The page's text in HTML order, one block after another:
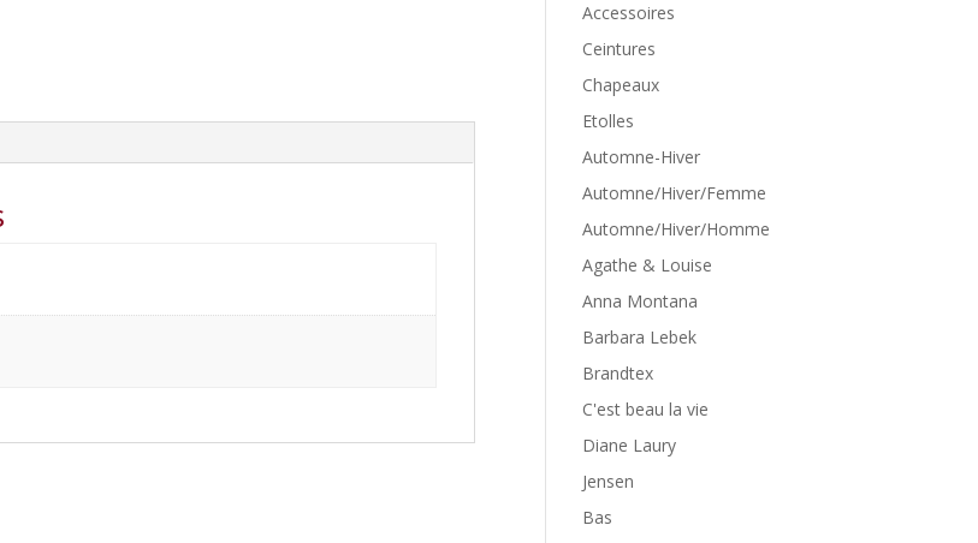
Accessoires
Ceintures
Chapeaux
Etolles
Automne-Hiver
Automne/Hiver/Femme
Automne/Hiver/Homme
Agathe & Louise
Anna Montana
Barbara Lebek
Brandtex
C'est beau la vie
Diane Laury
Jensen
Bas